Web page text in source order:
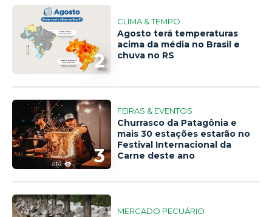
2
CLIMA & TEMPO
Agosto terá temperaturas
acima da média no Brasil e
chuva no RS
3
FEIRAS & EVENTOS
Churrasco da Patagônia e
mais 30 estações estarão no
Festival Internacional da
Carne deste ano
MERCADO PECUÁRIO